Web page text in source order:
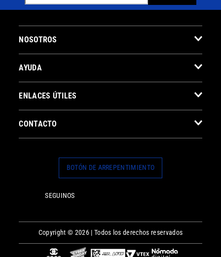
NOSOTROS
AYUDA
ENLACES ÚTILES
CONTACTO
BOTÓN DE ARREPENTIMIENTO
SEGUINOS
Copyright © 2026 | Todos los derechos reservados